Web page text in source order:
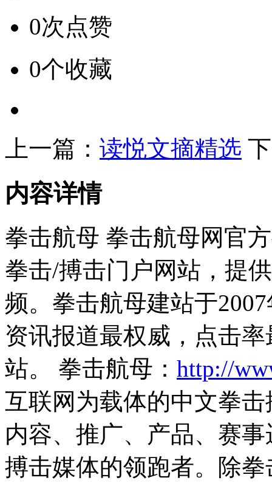
0次点赞
0个收藏
上一篇： 读悦文摘精选
内容详情
拳击航母 拳击航母网官
拳击/搏击门户网站，提
频。拳击航母建站于
资讯报道最权威，点击
站。 拳击航母： http://
互联网为载体的中文拳
内容、推广、产品、赛
搏击媒体的领跑者。除